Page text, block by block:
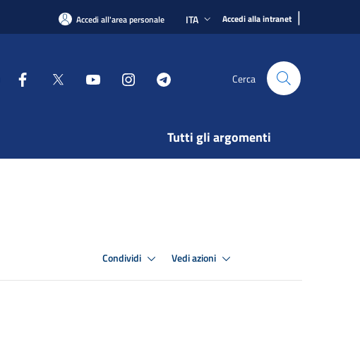
Accedi all'area personale ITA Accedi alla intranet |
Cerca
Tutti gli argomenti
Condividi Vedi azioni